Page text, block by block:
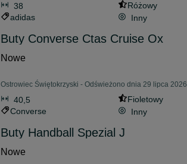
38
Różowy
adidas
Inny
Buty Converse Ctas Cruise Ox
Nowe
Ostrowiec Świętokrzyski - Odświeżono dnia 29 lipca 2026
40,5
Fioletowy
Converse
Inny
Buty Handball Spezial J
Nowe